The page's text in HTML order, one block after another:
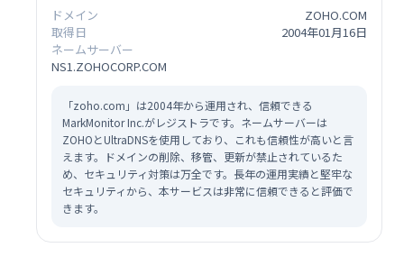
ドメイン
ZOHO.COM
取得日
2004年01月16日
ネームサーバー
NS1.ZOHOCORP.COM
「zoho.com」は2004年から運用され、信頼できる
MarkMonitor Inc.がレジストラです。ネームサーバーは
ZOHOとUltraDNSを使用しており、これも信頼性が高いと言
えます。ドメインの削除、移管、更新が禁止されているた
め、セキュリティ対策は万全です。長年の運用実績と堅牢な
セキュリティから、本サービスは非常に信頼できると評価で
きます。